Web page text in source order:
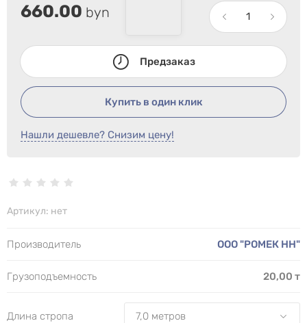
660.00 byn
Предзаказ
Купить в один клик
Нашли дешевле? Снизим цену!
Артикул: нет
Производитель ООО "РОМЕК НН"
Грузоподъемность 20,00 т
Длина стропа